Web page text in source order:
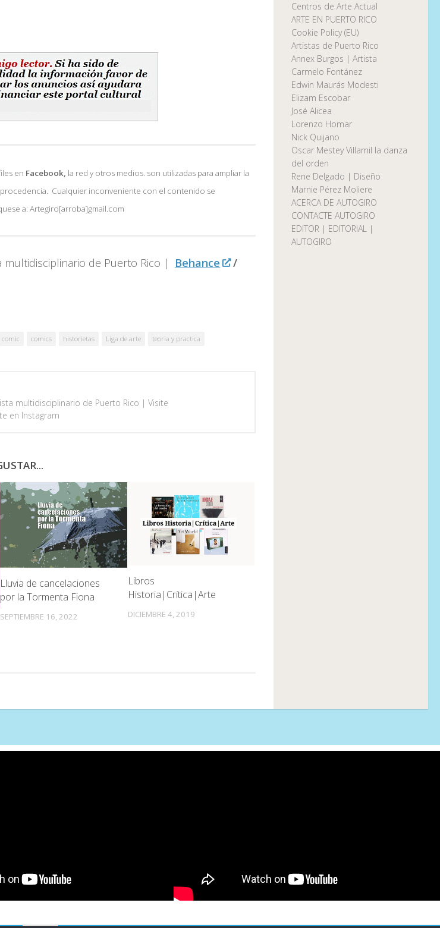
en Facebook, la red y otros medios. son utilizadas para ampliar la
Cualquier inconveniente con el contenido se
a: Artegiro[arroba]gmail.com
multidisciplinario de Puerto Rico | Behance
/
comic comics historietas Liga de arte teoria y practica
multidisciplinario de Puerto Rico | Visite
en Instagram
Lluvia de cancelaciones
por la Tormenta Fiona
SEPTIEMBRE 16, 2022
Libros
Historia|Crítica|Arte
DICIEMBRE 4, 2019
Centros de Arte Actual
ARTE EN PUERTO RICO
Cookie Policy (EU)
Artistas de Puerto Rico
Annex Burgos | Artista
Carmelo Fontánez
Edwin Maurás Modesti
Elizam Escobar
José Alicea
Lorenzo Homar
Nick Quijano
Oscar Mestey Villamil la danza
del orden
Rene Delgado | Diseño
Marnie Pérez Moliere
ACERCA DE AUTOGIRO
CONTACTE AUTOGIRO
EDITOR | EDITORIAL |
AUTOGIRO